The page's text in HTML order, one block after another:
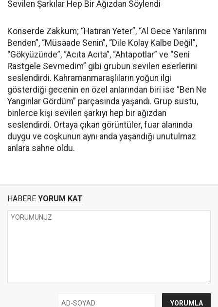
Sevilen Şarkılar Hep Bir Ağızdan Söylendi
Konserde Zakkum; “Hatıran Yeter”, “Al Gece Yarılarımı
Benden”, “Müsaade Senin”, “Dile Kolay Kalbe Değil”,
“Gökyüzünde”, “Acıta Acıta”, “Ahtapotlar” ve “Seni
Rastgele Sevmedim” gibi grubun sevilen eserlerini
seslendirdi. Kahramanmaraşlıların yoğun ilgi
gösterdiği gecenin en özel anlarından biri ise “Ben Ne
Yangınlar Gördüm” parçasında yaşandı. Grup sustu,
binlerce kişi sevilen şarkıyı hep bir ağızdan
seslendirdi. Ortaya çıkan görüntüler, fuar alanında
duygu ve coşkunun aynı anda yaşandığı unutulmaz
anlara sahne oldu.
HABERE YORUM KAT